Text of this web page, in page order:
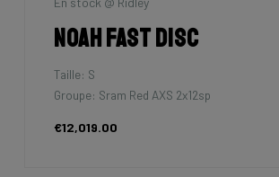
Noah Fast Disc
Taille: S
Groupe: Sram Red AXS 2x12sp
€12,019.00